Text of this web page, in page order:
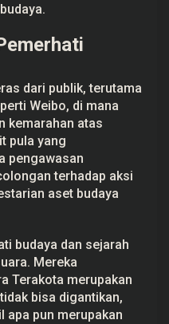
dari publik, terutama
Weibo, di mana
kemarahan atas
pula yang
pengawasan
terhadap aksi
aset budaya
budaya dan sejarah
Mereka
Terakota merupakan
bisa digantikan,
apa pun merupakan